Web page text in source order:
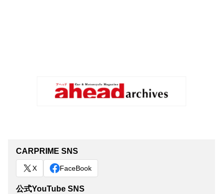
CARPRIME SNS
X FaceBook
公式YouTube SNS